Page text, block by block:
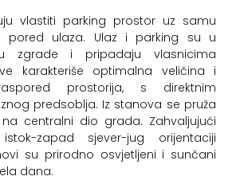
vlastiti parking prostor uz samu
pored ulaza. Ulaz i parking su u
zgrade i pripadaju vlasnicima
karakteriše optimalna veličina i
prostorija, s direktnim
predsoblja. Iz stanova se pruža
centralni dio grada. Zahvaljujući
zapad sjever-jug orijentaciji
su prirodno osvjetljeni i sunčani
dana.